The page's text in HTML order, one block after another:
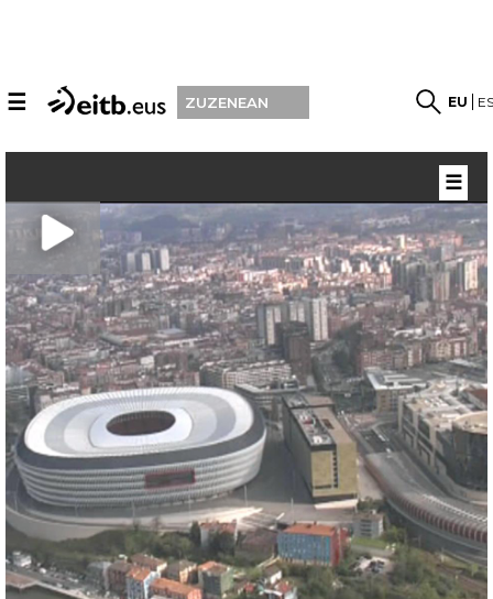
☰ ZUZENEAN EU
☰